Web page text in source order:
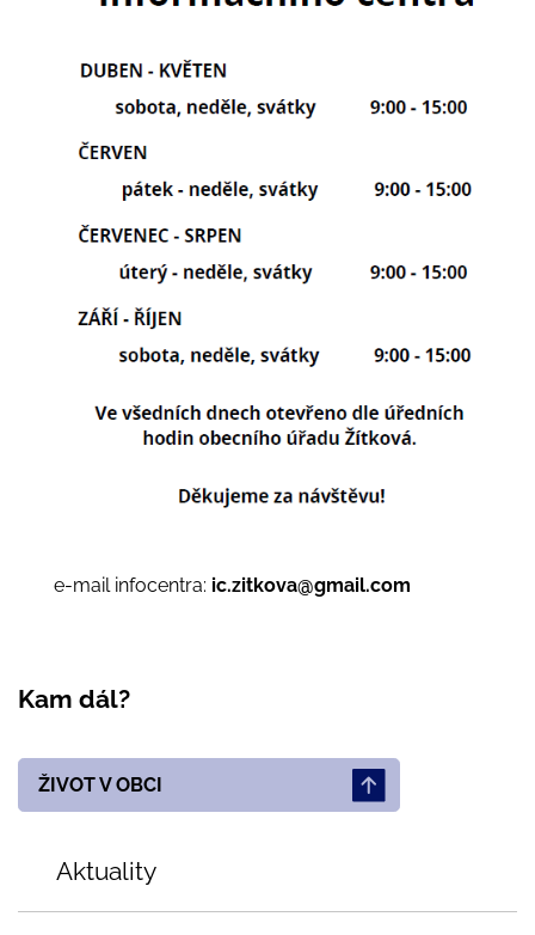
e-mail infocentra: ic.zitkova@gmail.com
Kam dál?
ŽIVOT V OBCI
Aktuality